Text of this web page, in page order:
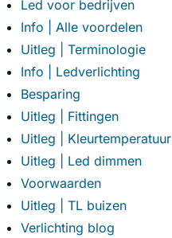
Led voor bedrijven
Info | Alle voordelen
Uitleg | Terminologie
Info | Ledverlichting
Besparing
Uitleg | Fittingen
Uitleg | Kleurtemperatuur
Uitleg | Led dimmen
Voorwaarden
Uitleg | TL buizen
Verlichting blog